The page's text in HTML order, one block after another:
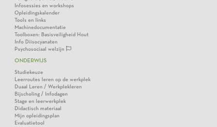
Infosessies en workshops
Opleidingskalender
Tools en links
Machinedocumentatie
Toolboxen: Basisveiligheid Hout
Info Diisocyanaten
Psychosociaal welzijn
ONDERWIJS
Studiekeuze
Leerroutes leren op de werkplek
Duaal Leren / Werkplekleren
Bijscholing / Infodagen
Stage en leerwerkplek
Didactisch materiaal
Mijn opleidingsplan
Evaluatietool